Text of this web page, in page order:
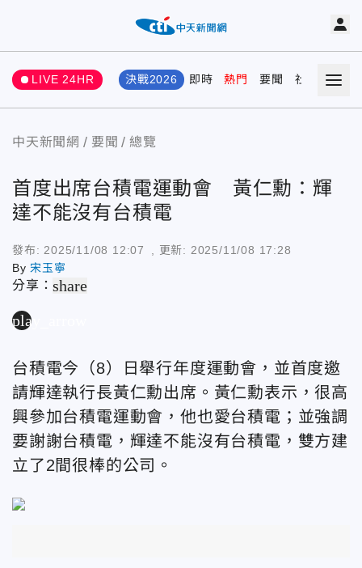
LIVE 24HR 決戰2026 即時 熱門 要聞 社會 娛樂
中天新聞網 要聞 總覽
首度出席台積電運動會 黃仁勳：輝
達不能沒有台積電
發布: 2025/11/08 12:07 , 更新: 2025/11/08 17:28
By 宋玉寧
分享：share
play_arrow
台積電今（8）日舉行年度運動會，並首度邀
請輝達執行長黃仁勳出席。黃仁勳表示，很高
興參加台積電運動會，他也愛台積電；並強調
要謝謝台積電，輝達不能沒有台積電，雙方建
立了2間很棒的公司。